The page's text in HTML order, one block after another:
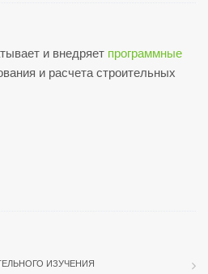
и внедряет программные
и расчета строительных
ИЗУЧЕНИЯ